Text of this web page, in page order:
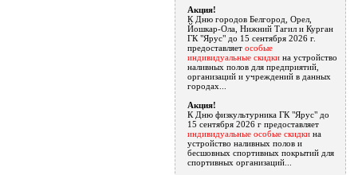
Акция!
К Дню городов Белгород, Орел,
Йошкар-Ола, Нижний Тагил и Курган
ГК "Ярус" до 15 сентября 2026 г.
предоставляет особые
индивидуальные скидки на устройство
наливных полов для предприятий,
организаций и учреждений в данных
городах...
Акция!
К Дню физкультурника ГК "Ярус" до
15 сентября 2026 г предоставляет
индивидуальные особые скидки на
устройство наливных полов и
бесшовных спортивных покрытий для
спортивных организаций...